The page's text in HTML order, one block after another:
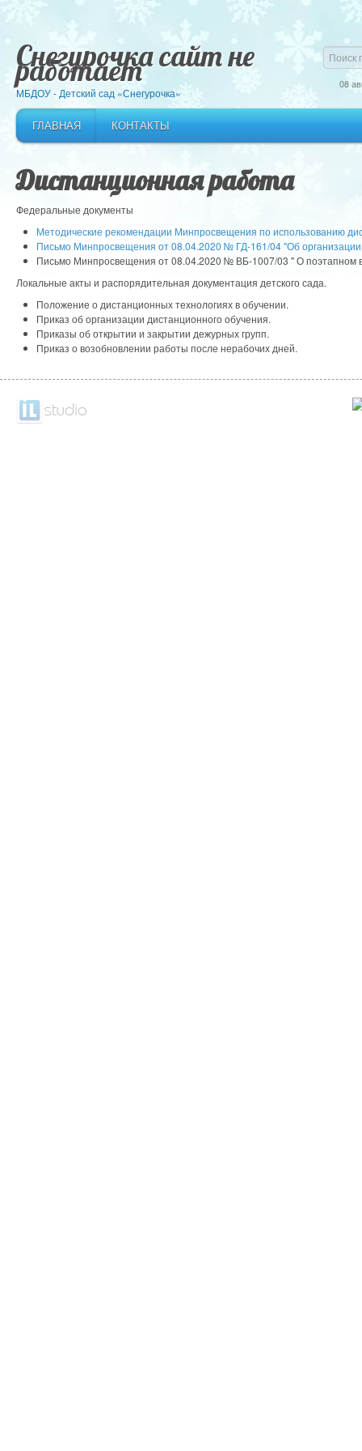
Снегурочка сайт не
работает
МБДОУ - Детский сад «Снегурочка»
08
ГЛАВНАЯ КОНТАКТЫ
Дистанционная работа
Федеральные документы
Методические рекомендации Минпросвещения по использованию
Письмо Минпросвещения от 08.04.2020 № ГД-161/04 "Об организации
Письмо Минпросвещения от 08.04.2020 № ВБ-1007/03 " О поэтапном
Локальные акты и распорядительная документация детского сада.
Положение о дистанционных технологиях в обучении.
Приказ об организации дистанционного обучения.
Приказы об открытии и закрытии дежурных групп.
Приказ о возобновлении работы после нерабочих дней.